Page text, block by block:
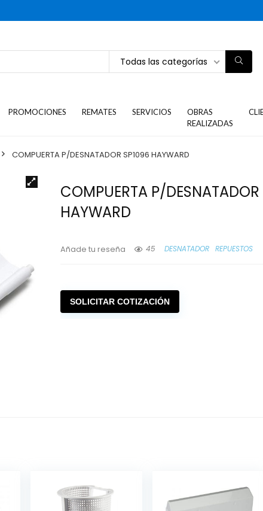
Todas las categorías
PROMOCIONES REMATES SERVICIOS
OBRAS
REALIZADAS
COMPUERTA P/DESNATADOR SP1096 HAYWARD
COMPUERTA P/
HAYWARD
Añade tu reseña 45 DESNATADOR REPUESTOS
SOLICITAR COTIZACIÓN